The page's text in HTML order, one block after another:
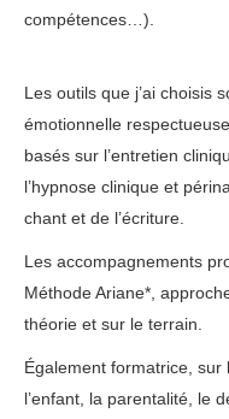
compétences…).
Les outils que j’ai choisis
émotionnelle
basés sur l’entretien
l’hypnose clinique et
chant et de l’écriture.
Les accompagnements
Méthode Ariane*,
théorie et sur le terrain.
Également formatrice,
l’enfant, la parentalité, le